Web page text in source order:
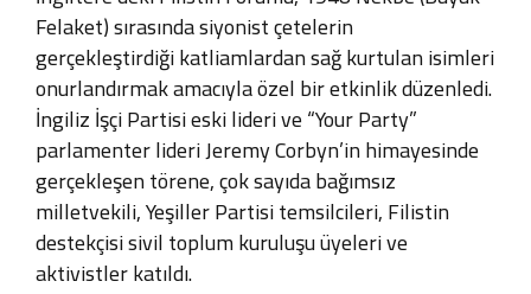
Felaket) sırasında siyonist çetelerin
gerçekleştirdiği katliamlardan sağ kurtulan isimleri
onurlandırmak amacıyla özel bir etkinlik düzenledi.
İngiliz İşçi Partisi eski lideri ve “Your Party”
parlamenter lideri Jeremy Corbyn’in himayesinde
gerçekleşen törene, çok sayıda bağımsız
milletvekili, Yeşiller Partisi temsilcileri, Filistin
destekçisi sivil toplum kuruluşu üyeleri ve
aktivistler katıldı.